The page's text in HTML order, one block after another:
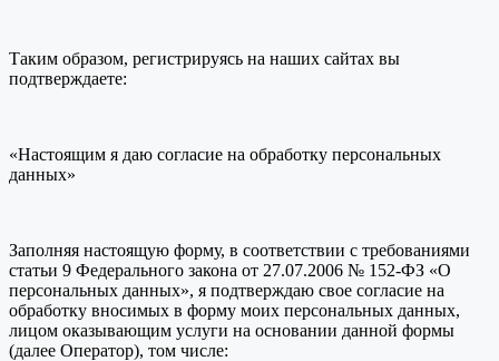
Таким образом, регистрируясь на наших сайтах вы
подтверждаете:
«Настоящим я даю согласие на обработку персональных
данных»
Заполняя настоящую форму, в соответствии с требованиями
статьи 9 Федерального закона от 27.07.2006 № 152-ФЗ «О
персональных данных», я подтверждаю свое согласие на
обработку вносимых в форму моих персональных данных,
лицом оказывающим услуги на основании данной формы
(далее Оператор), том числе: